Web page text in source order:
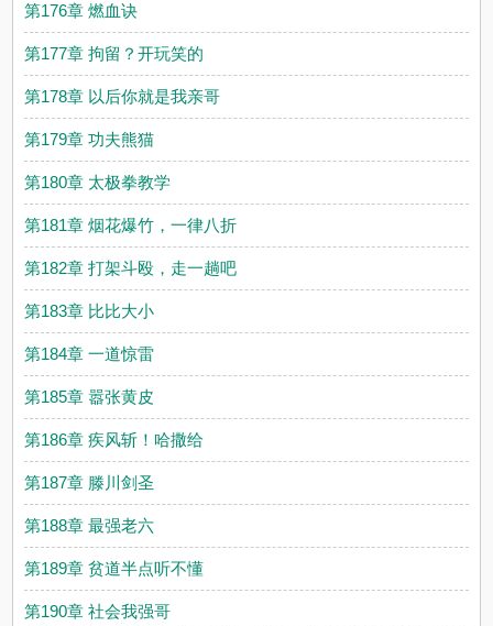
第176章 燃血诀
第177章 拘留？开玩笑的
第178章 以后你就是我亲哥
第179章 功夫熊猫
第180章 太极拳教学
第181章 烟花爆竹，一律八折
第182章 打架斗殴，走一趟吧
第183章 比比大小
第184章 一道惊雷
第185章 嚣张黄皮
第186章 疾风斩！哈撒给
第187章 滕川剑圣
第188章 最强老六
第189章 贫道半点听不懂
第190章 社会我强哥